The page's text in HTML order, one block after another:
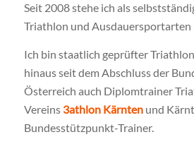
Seit 2008 stehe ich als
Triathlon und Ausdauersportarten
Ich bin staatlich geprüfter
hinaus seit dem Abschluss der
Österreich auch Diplomtrainer
Vereins 3athlon Kärntenund
Bundesstützpunkt-Trainer.